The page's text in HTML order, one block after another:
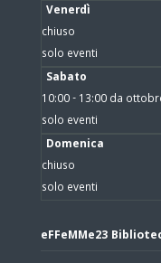
Venerdì
chiuso
solo eventi
Sabato
10:00 - 13:00 da
solo eventi
Domenica
chiuso
solo eventi
eFFeMMe23